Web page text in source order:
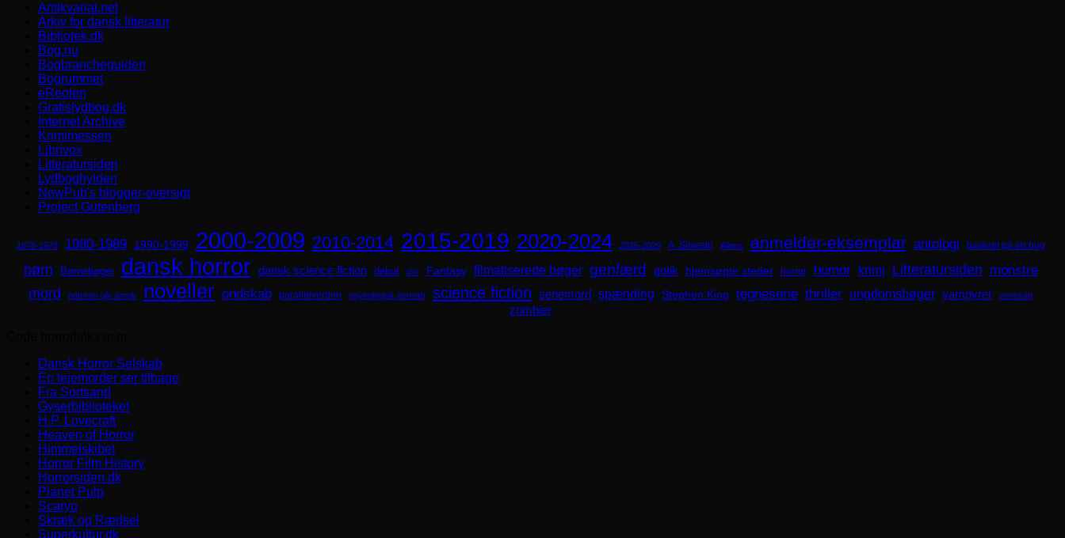
Antikvariat.net
Arkiv for dansk litteratur
Bibliotek.dk
Bog.nu
Bogbrancheguiden
Bogrummet
eReolen
Gratislydbog.dk
Internet Archive
Krimimessen
Librivox
Litteratursiden
Lydboghylden
NewPub's blogger-oversigt
Project Gutenberg
1970-1979 1980-1989 1990-1999 2000-2009 2010-2014 2015-2019 2020-2024 2025-2029 A. Silvestri Aliens anmelder-eksemplar antologi baseret på en bog
børn Børnebøger dansk horror dansk science fiction debut dyr Fantasy filmatiserede bøger genfærd gotik hjemsøgte steder horror humor krimi Litteratursiden monstre
mord naturen går amok noveller ondskab parallelverden psykologisk portræt science fiction seriemord spænding Stephen King tegneserie thriller ungdomsbøger vampyrer venskab
zombier
Dansk Horror Selskab
En lejemorder ser tilbage
Fra Sortsand
Gyserbiblioteket
H.P. Lovecraft
Heaven of Horror
Himmelskibet
Horror Film History
Horrorsiden.dk
Planet Pulp
Scaryo
Skræk og Rædsel
Superkultur.dk